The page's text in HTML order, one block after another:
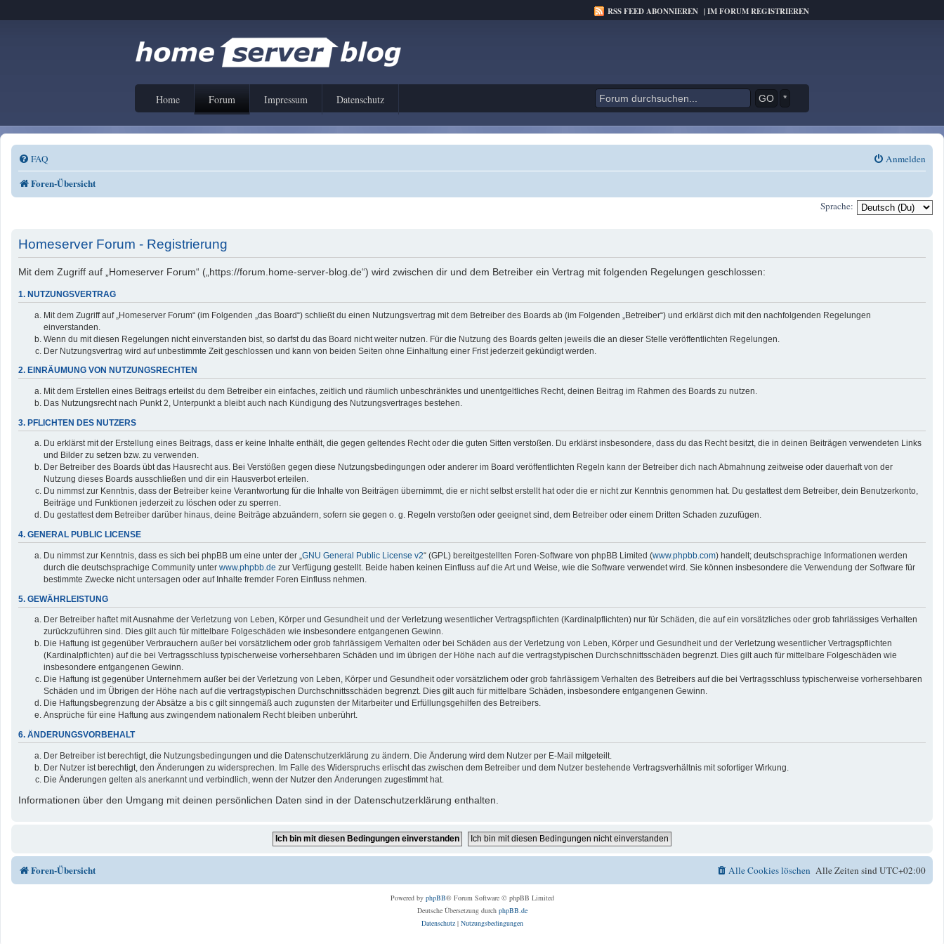
RSS FEED ABONNIEREN |IM FORUM REGISTRIEREN
Home Forum Impressum Datenschutz *
FAQ Anmelden
Foren-Übersicht
Sprache:
Homeserver Forum - Registrierung
Mit dem Zugriff auf „Homeserver Forum“ („https://forum.home-server-blog.de“) wird zwischen dir und dem Betreiber ein Vertrag mit folgenden Regelungen geschlossen:
1. NUTZUNGSVERTRAG
Mit dem Zugriff auf „Homeserver Forum“ (im Folgenden „das Board“) schließt du einen Nutzungsvertrag mit dem Betreiber des Boards ab (im Folgenden „Betreiber“) und erklärst dich mit den nachfolgenden Regelungen
einverstanden.
Wenn du mit diesen Regelungen nicht einverstanden bist, so darfst du das Board nicht weiter nutzen. Für die Nutzung des Boards gelten jeweils die an dieser Stelle veröffentlichten Regelungen.
Der Nutzungsvertrag wird auf unbestimmte Zeit geschlossen und kann von beiden Seiten ohne Einhaltung einer Frist jederzeit gekündigt werden.
2. EINRÄUMUNG VON NUTZUNGSRECHTEN
Mit dem Erstellen eines Beitrags erteilst du dem Betreiber ein einfaches, zeitlich und räumlich unbeschränktes und unentgeltliches Recht, deinen Beitrag im Rahmen des Boards zu nutzen.
Das Nutzungsrecht nach Punkt 2, Unterpunkt a bleibt auch nach Kündigung des Nutzungsvertrages bestehen.
3. PFLICHTEN DES NUTZERS
Du erklärst mit der Erstellung eines Beitrags, dass er keine Inhalte enthält, die gegen geltendes Recht oder die guten Sitten verstoßen. Du erklärst insbesondere, dass du das Recht besitzt, die in deinen Beiträgen verwendeten Links
und Bilder zu setzen bzw. zu verwenden.
Der Betreiber des Boards übt das Hausrecht aus. Bei Verstößen gegen diese Nutzungsbedingungen oder anderer im Board veröffentlichten Regeln kann der Betreiber dich nach Abmahnung zeitweise oder dauerhaft von der
Nutzung dieses Boards ausschließen und dir ein Hausverbot erteilen.
Du nimmst zur Kenntnis, dass der Betreiber keine Verantwortung für die Inhalte von Beiträgen übernimmt, die er nicht selbst erstellt hat oder die er nicht zur Kenntnis genommen hat. Du gestattest dem Betreiber, dein Benutzerkonto,
Beiträge und Funktionen jederzeit zu löschen oder zu sperren.
Du gestattest dem Betreiber darüber hinaus, deine Beiträge abzuändern, sofern sie gegen o. g. Regeln verstoßen oder geeignet sind, dem Betreiber oder einem Dritten Schaden zuzufügen.
4. GENERAL PUBLIC LICENSE
Du nimmst zur Kenntnis, dass es sich bei phpBB um eine unter der „ GNU General Public License v2“ (GPL) bereitgestellten Foren-Software von phpBB Limited (www.phpbb.com) handelt; deutschsprachige Informationen werden
durch die deutschsprachige Community unter www.phpbb.de zur Verfügung gestellt. Beide haben keinen Einfluss auf die Art und Weise, wie die Software verwendet wird. Sie können insbesondere die Verwendung der Software für
bestimmte Zwecke nicht untersagen oder auf Inhalte fremder Foren Einfluss nehmen.
5. GEWÄHRLEISTUNG
Der Betreiber haftet mit Ausnahme der Verletzung von Leben, Körper und Gesundheit und der Verletzung wesentlicher Vertragspflichten (Kardinalpflichten) nur für Schäden, die auf ein vorsätzliches oder grob fahrlässiges Verhalten
zurückzuführen sind. Dies gilt auch für mittelbare Folgeschäden wie insbesondere entgangenen Gewinn.
Die Haftung ist gegenüber Verbrauchern außer bei vorsätzlichem oder grob fahrlässigem Verhalten oder bei Schäden aus der Verletzung von Leben, Körper und Gesundheit und der Verletzung wesentlicher Vertragspflichten
(Kardinalpflichten) auf die bei Vertragsschluss typischerweise vorhersehbaren Schäden und im übrigen der Höhe nach auf die vertragstypischen Durchschnittsschäden begrenzt. Dies gilt auch für mittelbare Folgeschäden wie
insbesondere entgangenen Gewinn.
Die Haftung ist gegenüber Unternehmern außer bei der Verletzung von Leben, Körper und Gesundheit oder vorsätzlichem oder grob fahrlässigem Verhalten des Betreibers auf die bei Vertragsschluss typischerweise vorhersehbaren
Schäden und im Übrigen der Höhe nach auf die vertragstypischen Durchschnittsschäden begrenzt. Dies gilt auch für mittelbare Schäden, insbesondere entgangenen Gewinn.
Die Haftungsbegrenzung der Absätze a bis c gilt sinngemäß auch zugunsten der Mitarbeiter und Erfüllungsgehilfen des Betreibers.
Ansprüche für eine Haftung aus zwingendem nationalem Recht bleiben unberührt.
6. ÄNDERUNGSVORBEHALT
Der Betreiber ist berechtigt, die Nutzungsbedingungen und die Datenschutzerklärung zu ändern. Die Änderung wird dem Nutzer per E-Mail mitgeteilt.
Der Nutzer ist berechtigt, den Änderungen zu widersprechen. Im Falle des Widerspruchs erlischt das zwischen dem Betreiber und dem Nutzer bestehende Vertragsverhältnis mit sofortiger Wirkung.
Die Änderungen gelten als anerkannt und verbindlich, wenn der Nutzer den Änderungen zugestimmt hat.
Informationen über den Umgang mit deinen persönlichen Daten sind in der Datenschutzerklärung enthalten.
Foren-Übersicht Alle Zeiten sindUTC+02:00
Alle Cookies löschen
Powered by phpBB® Forum Software © phpBB Limited
Deutsche Übersetzung durch phpBB.de
Datenschutz| Nutzungsbedingungen